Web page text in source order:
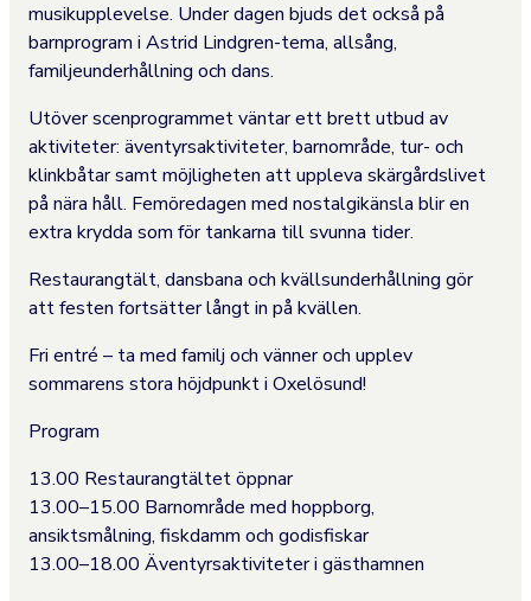
musikupplevelse. Under dagen bjuds det också på
barnprogram i Astrid Lindgren-tema, allsång,
familjeunderhållning och dans.
Utöver scenprogrammet väntar ett brett utbud av
aktiviteter: äventyrsaktiviteter, barnområde, tur- och
klinkbåtar samt möjligheten att uppleva skärgårdslivet
på nära håll. Femöredagen med nostalgikänsla blir en
extra krydda som för tankarna till svunna tider.
Restaurangtält, dansbana och kvällsunderhållning gör
att festen fortsätter långt in på kvällen.
Fri entré – ta med familj och vänner och upplev
sommarens stora höjdpunkt i Oxelösund!
Program
13.00 Restaurangtältet öppnar
13.00–15.00 Barnområde med hoppborg,
ansiktsmålning, fiskdamm och godisfiskar
13.00–18.00 Äventyrsaktiviteter i gästhamnen